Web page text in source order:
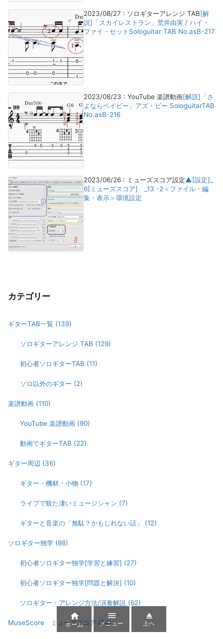
2023/08/27 : ソロギターアレンジ TAB[解
説]「スカイレストラン」荒井由実 / ハイ・
ファイ・セットSologuitar TAB No.asB-217
2023/08/23 : YouTube 楽譜動画[解説]「さ
よならベイビー」アズ・ビー SologuitarTAB
No.asB-216
2023/06/26 : ミューズスコア設定▲[設定]_
6[ミューズスコア] _13 -2＜ファイル・編
集・表示＞環境設定
カテゴリー
ギターTAB一覧 (139)
ソロギターアレンジ TAB (129)
初心者ソロギターTAB (11)
ソロ以外のギター (2)
楽譜動画 (110)
YouTube 楽譜動画 (90)
動画でギターTAB (22)
ギター周辺 (36)
ギター・機材・小物 (17)
ライブで観た凄いミュージシャン (7)
ギターと音楽の「無駄？かもしれない話」 (12)
ソロギター独学 (98)
初心者ソロギター独学[学習と練習] (27)
初心者ソロギター独学[問題と解決] (10)
ソロギター・アレンジ方法/演奏解説 (62)
MuseScore ミューズスコア (24)

ホーム

メニュー

上へ